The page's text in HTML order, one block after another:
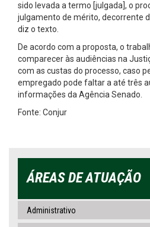
sido levada a termo [julgada], o
julgamento de mérito, decorrente
diz o texto.
De acordo com a proposta, o
comparecer às audiências na
com as custas do processo, caso
empregado pode faltar a até três
informações da Agência Senado.
Fonte: Conjur
ÁREAS DE ATUAÇÃO
Administrativo